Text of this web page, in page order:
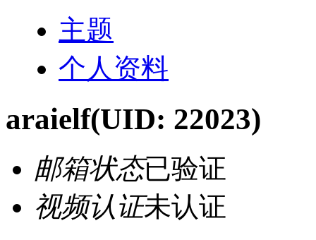
主题
个人资料
araielf(UID: 22023)
邮箱状态已验证
视频认证未认证